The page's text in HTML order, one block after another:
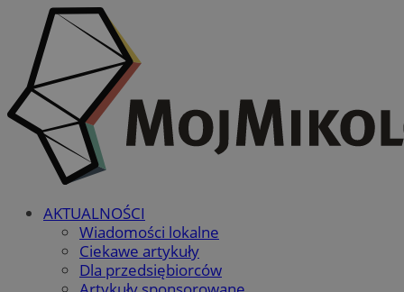
AKTUALNOŚCI
Wiadomości lokalne
Ciekawe artykuły
Dla przedsiębiorców